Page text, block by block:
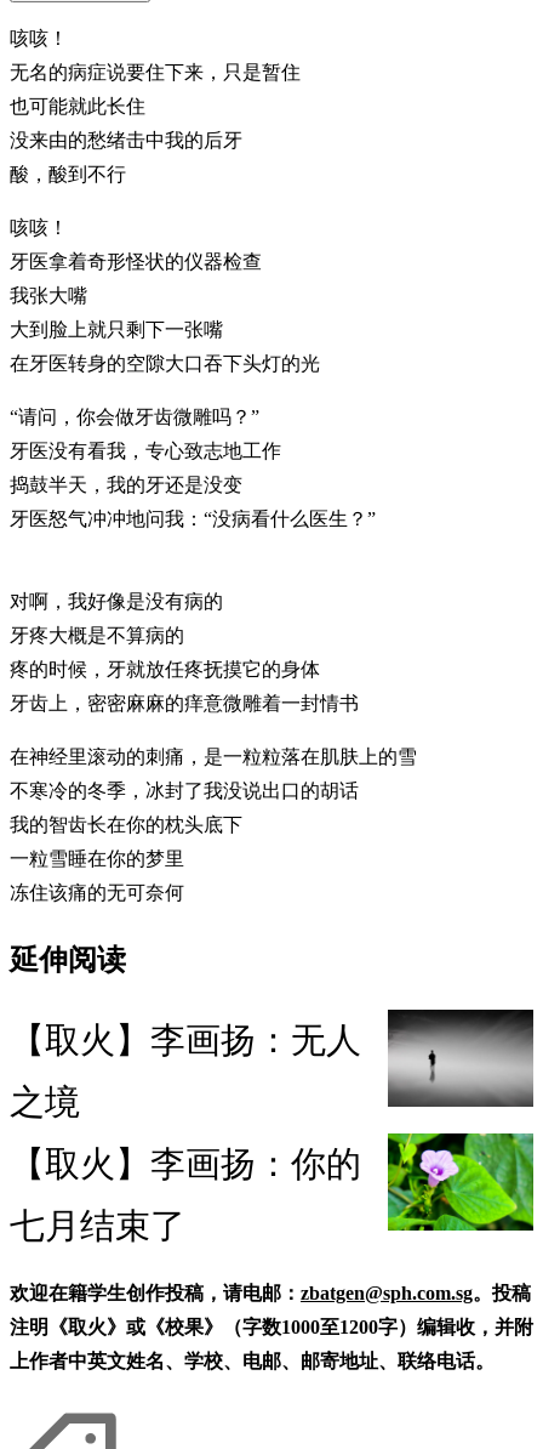
咳咳！
无名的病症说要住下来，只是暂住
也可能就此长住
没来由的愁绪击中我的后牙
酸，酸到不行
咳咳！
牙医拿着奇形怪状的仪器检查
我张大嘴
大到脸上就只剩下一张嘴
在牙医转身的空隙大口吞下头灯的光
“请问，你会做牙齿微雕吗？”
牙医没有看我，专心致志地工作
捣鼓半天，我的牙还是没变
牙医怒气冲冲地问我：“没病看什么医生？”
对啊，我好像是没有病的
牙疼大概是不算病的
疼的时候，牙就放任疼抚摸它的身体
牙齿上，密密麻麻的痒意微雕着一封情书
在神经里滚动的刺痛，是一粒粒落在肌肤上的雪
不寒冷的冬季，冰封了我没说出口的胡话
我的智齿长在你的枕头底下
一粒雪睡在你的梦里
冻住该痛的无可奈何
延伸阅读
【取火】李画扬：无人
之境
【取火】李画扬：你的
七月结束了
欢迎在籍学生创作投稿，请电邮： zbatgen@sph.com.sg。投稿
注明《取火》或《校果》（字数1000至1200字）编辑收，并附
上作者中英文姓名、学校、电邮、邮寄地址、联络电话。